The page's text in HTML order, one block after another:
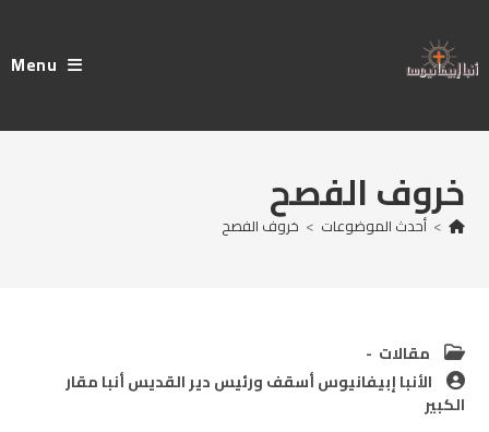
content
Menu
خروف الفصح
> أحدث الموضوعات > خروف الفصح
Post
category:
مقالات
Post
author:
الأنبا إبيفانيوس أسقف ورئيس دير القديس أنبا مقار
الكبير